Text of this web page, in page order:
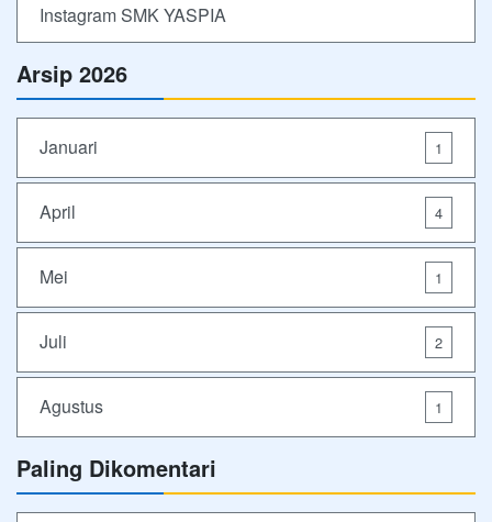
Instagram SMK YASPIA
Arsip 2026
Januari 1
April 4
Mei 1
Juli 2
Agustus 1
Paling Dikomentari